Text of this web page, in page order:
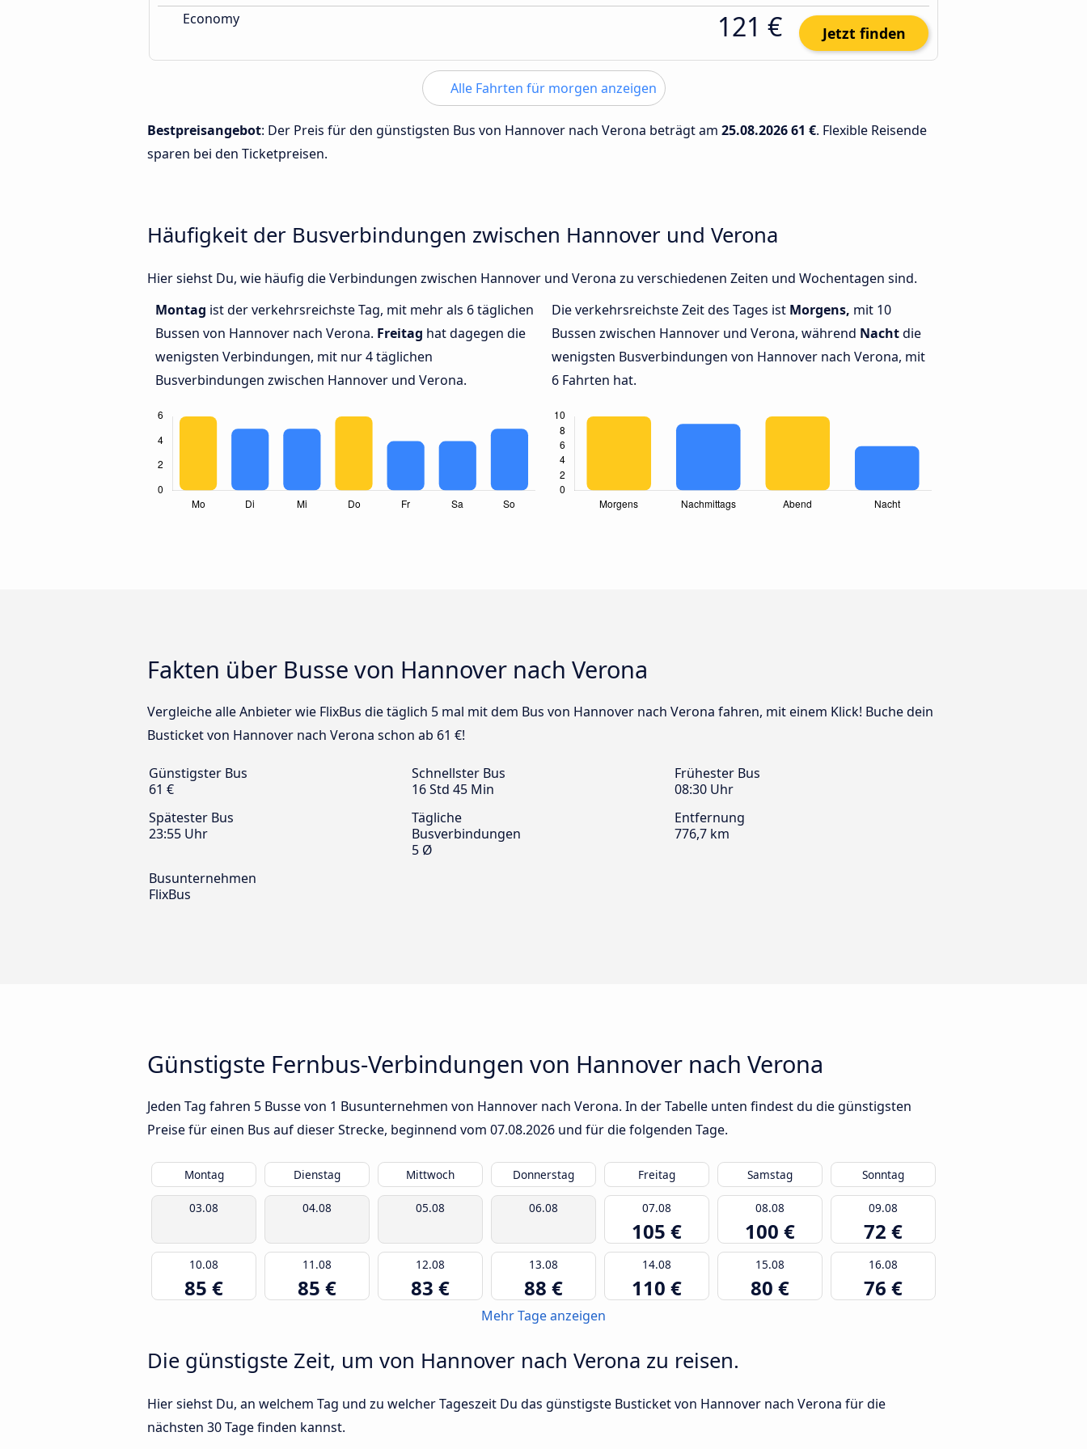
Economy 121 € Jetzt finden
Alle Fahrten für morgen anzeigen
Bestpreisangebot: Der Preis für den günstigsten Bus von Hannover nach Verona beträgt am 25.08.202661 €. Flexible Reisende
sparen bei den Ticketpreisen.
Häufigkeit der Busverbindungen zwischen Hannover und Verona
Hier siehst Du, wie häufig die Verbindungen zwischen Hannover und Verona zu verschiedenen Zeiten und Wochentagen sind.
Montag ist der verkehrsreichste Tag, mit mehr als 6 täglichen
Bussen von Hannover nach Verona. Freitag hat dagegen die
wenigsten Verbindungen, mit nur 4 täglichen
Busverbindungen zwischen Hannover und Verona.
Die verkehrsreichste Zeit des Tages ist Morgens, mit 10
Bussen zwischen Hannover und Verona, während Nachtdie
wenigsten Busverbindungen von Hannover nach Verona, mit
6 Fahrten hat.
Fakten über Busse von Hannover nach Verona
Vergleiche alle Anbieter wie FlixBus die täglich 5 mal mit dem Bus von Hannover nach Verona fahren, mit einem Klick! Buche dein
Busticket von Hannover nach Verona schon ab 61 €!
Günstigster Bus
61 €
Schnellster Bus
16 Std 45 Min
Frühester Bus
08:30 Uhr
Spätester Bus
23:55 Uhr
Tägliche
Busverbindungen
5 Ø
Entfernung
776,7 km
Busunternehmen
FlixBus
Günstigste Fernbus-Verbindungen von Hannover nach Verona
Jeden Tag fahren 5 Busse von 1 Busunternehmen von Hannover nach Verona. In der Tabelle unten findest du die günstigsten
Preise für einen Bus auf dieser Strecke, beginnend vom 07.08.2026 und für die folgenden Tage.
Montag Dienstag Mittwoch Donnerstag Freitag Samstag Sonntag
03.08 04.08 05.08 06.08 07.08
105 €
08.08
100 €
09.08
72 €
10.08
85 €
11.08
85 €
12.08
83 €
13.08
88 €
14.08
110 €
15.08
80 €
16.08
76 €
Mehr Tage anzeigen
Die günstigste Zeit, um von Hannover nach Verona zu reisen.
Hier siehst Du, an welchem Tag und zu welcher Tageszeit Du das günstigste Busticket von Hannover nach Verona für die
nächsten 30 Tage finden kannst.